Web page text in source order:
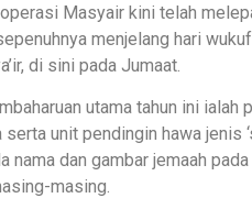
Masyair kini telah
menjelang hari
di sini pada Jumaat.
utama tahun ini ialah
unit pendingin hawa jenis
nama dan gambar jemaah
masing.